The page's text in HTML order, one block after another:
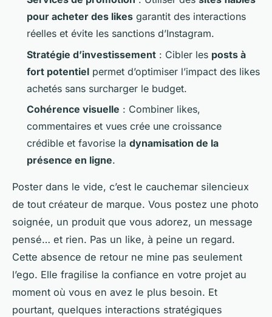
pour acheter des likes garantit des interactions
réelles et évite les sanctions d’Instagram.
Stratégie d’investissement : Cibler les posts à
fort potentiel permet d’optimiser l’impact des likes
achetés sans surcharger le budget.
Cohérence visuelle : Combiner likes,
commentaires et vues crée une croissance
crédible et favorise la dynamisation de la
présence en ligne.
Poster dans le vide, c’est le cauchemar silencieux
de tout créateur de marque. Vous postez une photo
soignée, un produit que vous adorez, un message
pensé… et rien. Pas un like, à peine un regard.
Cette absence de retour ne mine pas seulement
l’ego. Elle fragilise la confiance en votre projet au
moment où vous en avez le plus besoin. Et
pourtant, quelques interactions stratégiques